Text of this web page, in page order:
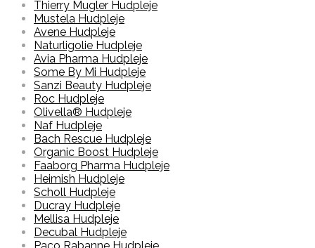
Thierry Mugler Hudpleje
Mustela Hudpleje
Avene Hudpleje
Naturligolie Hudpleje
Avia Pharma Hudpleje
Some By Mi Hudpleje
Sanzi Beauty Hudpleje
Roc Hudpleje
Olivella® Hudpleje
Naf Hudpleje
Bach Rescue Hudpleje
Organic Boost Hudpleje
Faaborg Pharma Hudpleje
Heimish Hudpleje
Scholl Hudpleje
Ducray Hudpleje
Mellisa Hudpleje
Decubal Hudpleje
Paco Rabanne Hudpleje